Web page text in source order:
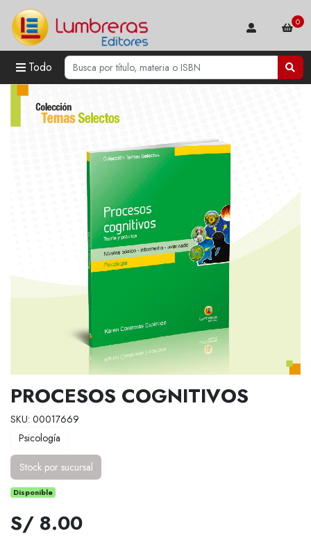
Todo
0
PROCESOS COGNITIVOS
SKU: 00017669
Psicología
Stock por sucursal
Disponible
S/ 8.00